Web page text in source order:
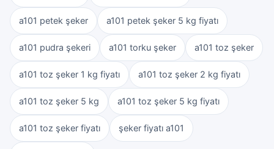
a101 petek şeker a101 petek şeker 5 kg fiyatı
a101 pudra şekeri a101 torku şeker a101 toz şeker
a101 toz şeker 1 kg fiyatı a101 toz şeker 2 kg fiyatı
a101 toz şeker 5 kg a101 toz şeker 5 kg fiyatı
a101 toz şeker fiyatı şeker fiyatı a101